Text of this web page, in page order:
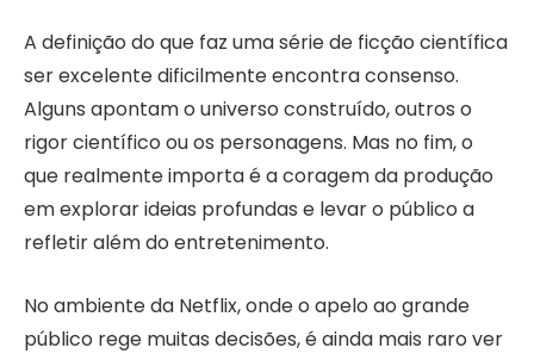
A definição do que faz uma série de ficção científica
ser excelente dificilmente encontra consenso.
Alguns apontam o universo construído, outros o
rigor científico ou os personagens. Mas no fim, o
que realmente importa é a coragem da produção
em explorar ideias profundas e levar o público a
refletir além do entretenimento.
No ambiente da Netflix, onde o apelo ao grande
público rege muitas decisões, é ainda mais raro ver